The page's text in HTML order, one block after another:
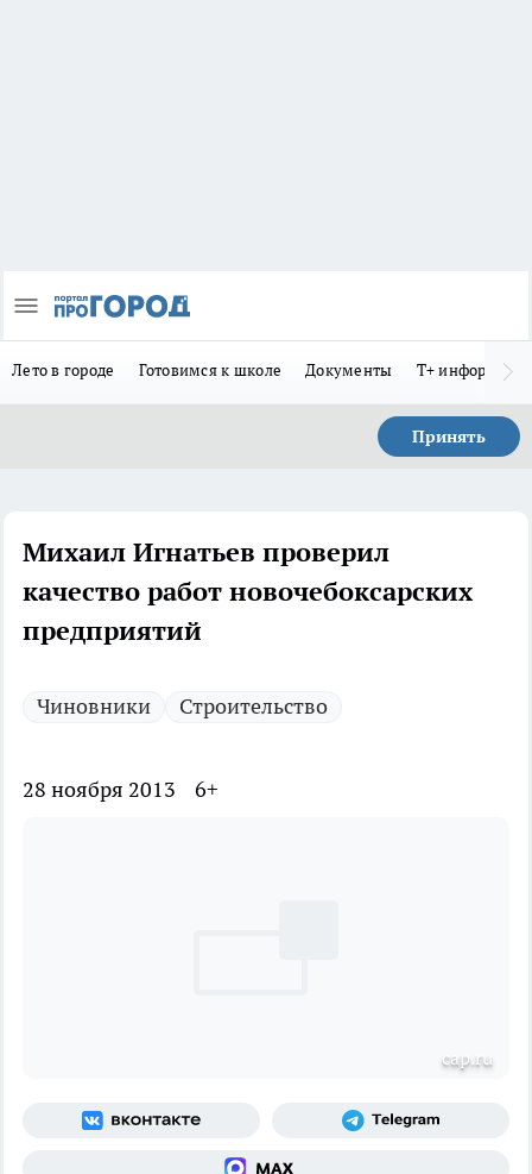
Лето в городе Готовимся к школе Документы Т+
Принять
Михаил Игнатьев проверил
качество работ новочебоксарских
предприятий
Чиновники Строительство
28 ноября 2013 6+
cap.ru